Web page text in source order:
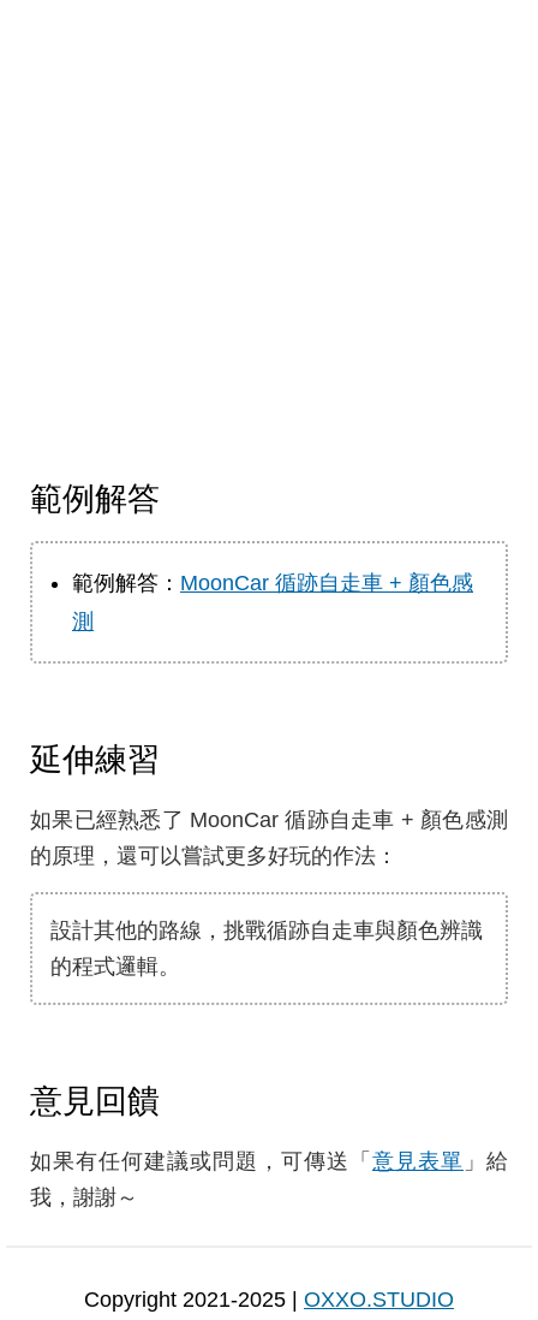
範例解答
範例解答： MoonCar 循跡自走車 + 顏色感
測
延伸練習
如果已經熟悉了 MoonCar 循跡自走車 + 顏色感測
的原理，還可以嘗試更多好玩的作法：
設計其他的路線，挑戰循跡自走車與顏色辨識
的程式邏輯。
意見回饋
如果有任何建議或問題，可傳送「 意見表單 」給
我，謝謝～
Copyright 2021-2025 | OXXO.STUDIO